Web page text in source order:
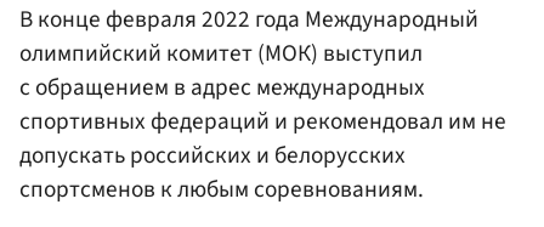
В конце февраля 2022 года Международный
олимпийский комитет (МОК) выступил
с обращением в адрес международных
спортивных федераций и рекомендовал им не
допускать российских и белорусских
спортсменов к любым соревнованиям.